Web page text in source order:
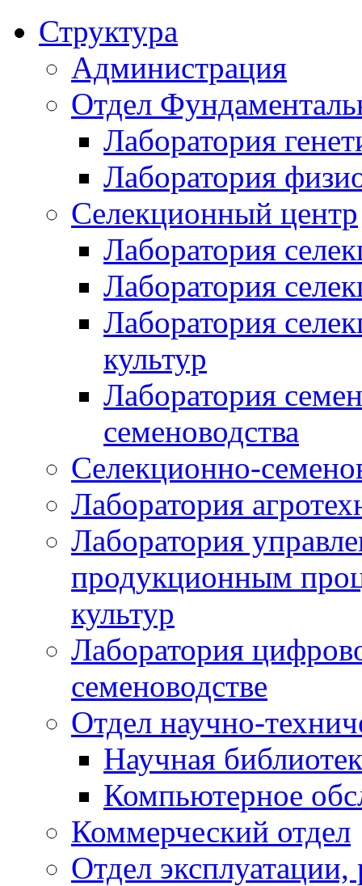
Структура
Администрация
Отдел
Лаборатория
Лаборатория
Селекционный центр
Лаборатория
Лаборатория
Лаборатория
культур
Лаборатория
семеноводства
Селекционно-
Лаборатория
Лаборатория
продукционным
культур
Лаборатория
семеноводстве
Отдел научно-
Научная
Компьютерное
Коммерческий отдел
Отдел